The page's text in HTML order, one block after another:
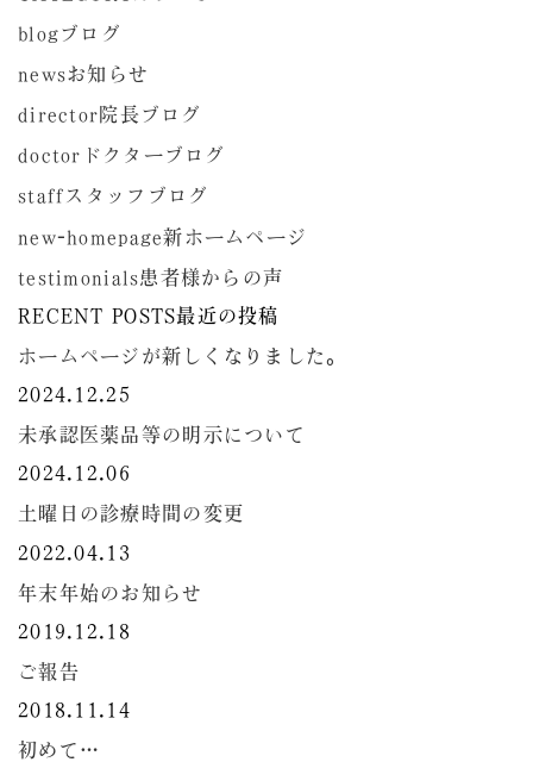
blogブログ
newsお知らせ
director 院長ブログ
doctor ドクターブログ
staff スタッフブログ
new-homepage新ホームページ
testimonials患者様からの声
RECENT POSTS最近の投稿
ホームページが新しくなりました。
2024.12.25
未承認医薬品等の明示について
2024.12.06
土曜日の診療時間の変更
2022.04.13
年末年始のお知らせ
2019.12.18
ご報告
2018.11.14
初めて…